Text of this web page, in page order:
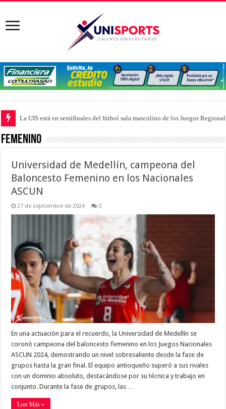
La UIS está en semifinales del fútbol sala masculino de los Juegos
Así está el fútbol femenino en los Juegos Regionales ASCUN de
Femenino
Universidad de Medellín, campeona del
Baloncesto Femenino en los Nacionales
ASCUN
27 de septiembre de 2024 0
En una actuación para el recuerdo, la Universidad de Medellín se
coronó campeona del baloncesto femenino en los Juegos Nacionales
ASCUN 2024, demostrando un nivel sobresaliente desde la fase de
grupos hasta la gran final. El equipo antioqueño superó a sus rivales
con un dominio absoluto, destacándose por su técnica y trabajo en
conjunto. Durante la fase de grupos, las …
Leer Más »